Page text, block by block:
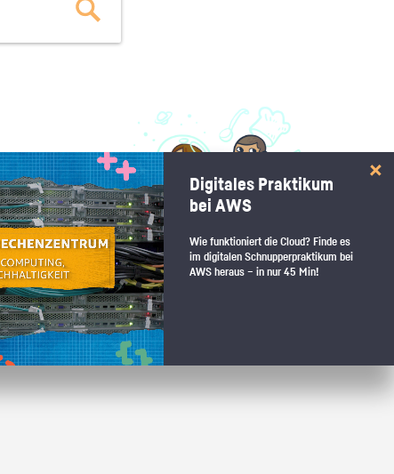
interessiert:
Stärkentest.
du den passenden Platz
Digitales Praktikum
bei AWS
Wie funktioniert die Cloud? Finde es
im digitalen Schnupperpraktikum bei
AWS heraus – in nur 45 Min!